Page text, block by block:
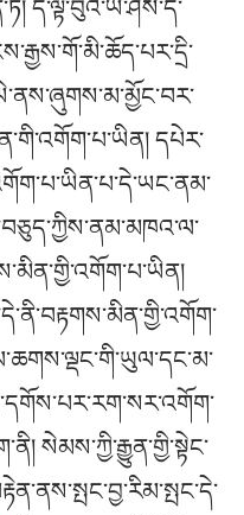
དེ་ལྟ་བུའི་ཡེ་ཤེས་དེ་
དཔེར་
སེམས་ཀྱི་རྒྱུན་གྱི་སྟེང་